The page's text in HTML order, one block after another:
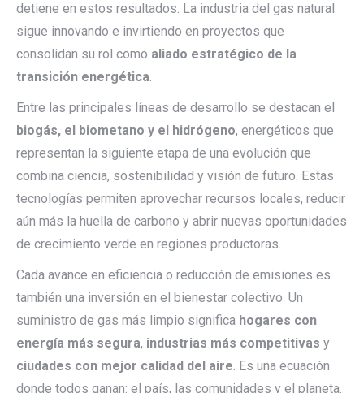
detiene en estos resultados. La industria del gas natural
sigue innovando e invirtiendo en proyectos que
consolidan su rol como aliado estratégico de la
transición energética.
Entre las principales líneas de desarrollo se destacan el
biogás, el biometano y el hidrógeno, energéticos que
representan la siguiente etapa de una evolución que
combina ciencia, sostenibilidad y visión de futuro. Estas
tecnologías permiten aprovechar recursos locales, reducir
aún más la huella de carbono y abrir nuevas oportunidades
de crecimiento verde en regiones productoras.
Cada avance en eficiencia o reducción de emisiones es
también una inversión en el bienestar colectivo. Un
suministro de gas más limpio significa hogares con
energía más segura, industrias más competitivas y
ciudades con mejor calidad del aire. Es una ecuación
donde todos ganan: el país, las comunidades y el planeta.